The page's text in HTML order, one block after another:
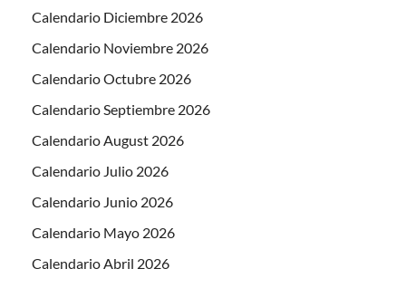
Calendario Diciembre 2026
Calendario Noviembre 2026
Calendario Octubre 2026
Calendario Septiembre 2026
Calendario August 2026
Calendario Julio 2026
Calendario Junio 2026
Calendario Mayo 2026
Calendario Abril 2026